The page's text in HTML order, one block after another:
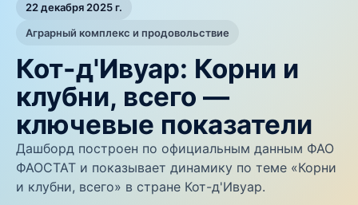
22 декабря 2025 г.
Аграрный комплекс и продовольствие
Кот-д'Ивуар: Корни и
клубни, всего —
ключевые показатели
Дашборд построен по официальным данным ФАО
ФАОСТАТ и показывает динамику по теме «Корни
и клубни, всего» в стране Кот-д'Ивуар.